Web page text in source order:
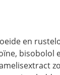
en